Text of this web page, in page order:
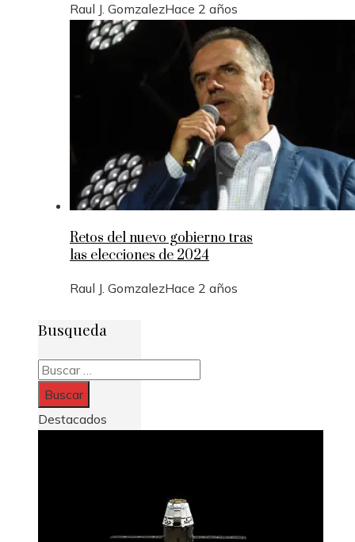
Raul J. GomzalezHace 2 años
Retos del nuevo gobierno tras
las elecciones de 2024
Raul J. GomzalezHace 2 años
Busqueda
Buscar:
Destacados